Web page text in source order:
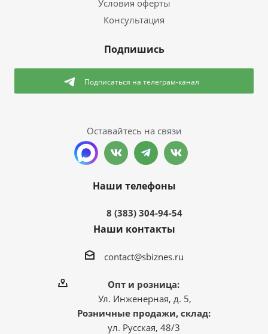
Условия оферты
Консультация
Подпишись
Подписаться на телеграм-канал
Оставайтесь на связи
Наши телефоны
8 (383) 304-94-54
Наши контакты
contact@sbiznes.ru
Опт и розница:
Ул. Инженерная, д. 5,
Розничные продажи, склад:
ул. Русская, 48/3